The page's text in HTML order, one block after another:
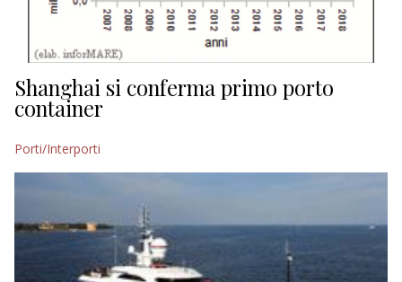
Shanghai si conferma primo porto
container
Porti/Interporti